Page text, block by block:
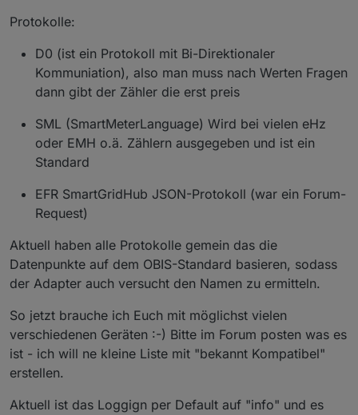
Protokolle:
D0 (ist ein Protokoll mit Bi-Direktionaler
Kommuniation), also man muss nach Werten Fragen
dann gibt der Zähler die erst preis
SML (SmartMeterLanguage) Wird bei vielen eHz
oder EMH o.ä. Zählern ausgegeben und ist ein
Standard
EFR SmartGridHub JSON-Protokoll (war ein Forum-
Request)
Aktuell haben alle Protokolle gemein das die
Datenpunkte auf dem OBIS-Standard basieren, sodass
der Adapter auch versucht den Namen zu ermitteln.
So jetzt brauche ich Euch mit möglichst vielen
verschiedenen Geräten :-) Bitte im Forum posten was es
ist - ich will ne kleine Liste mit "bekannt Kompatibel"
erstellen.
Aktuell ist das Loggign per Default auf "info" und es